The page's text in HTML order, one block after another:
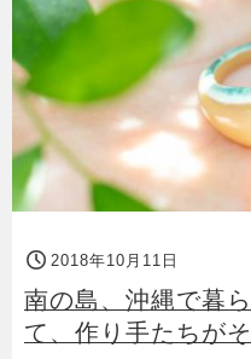
2018年10月11日
南の島、沖縄で暮
て、作り手たちが